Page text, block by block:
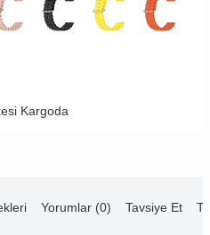
Kargoda
Yorumlar (0) Tavsiye Et